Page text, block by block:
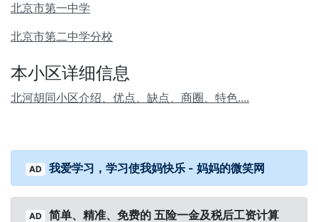
北京市第一中学
北京市第二中学分校
本小区详细信息
北河胡同小区介绍、优点、缺点、商圈、特色....
AD 我爱学习，学习使我妈快乐 - 妈妈的微笑网
AD 简单、精准、免费的 五险一金及税后工资计算